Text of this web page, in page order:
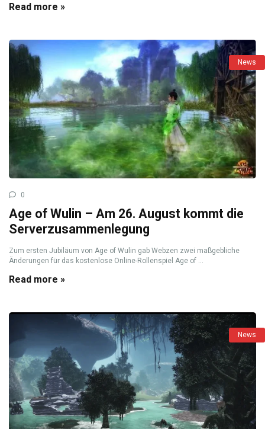
Read more »
News
0
Age of Wulin – Am 26. August kommt die
Serverzusammenlegung
Zum ersten Jubiläum von Age of Wulin gab Webzen zwei maßgebliche
Änderungen für das kostenlose Online-Rollenspiel Age of ...
Read more »
News